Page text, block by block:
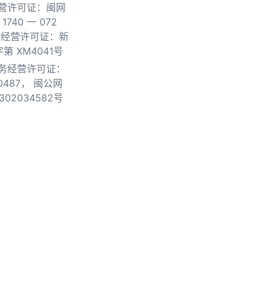
许可证：闽网
一 072
营许可证：新
第 XM4041号
经营许可证：
，
闽公网
号